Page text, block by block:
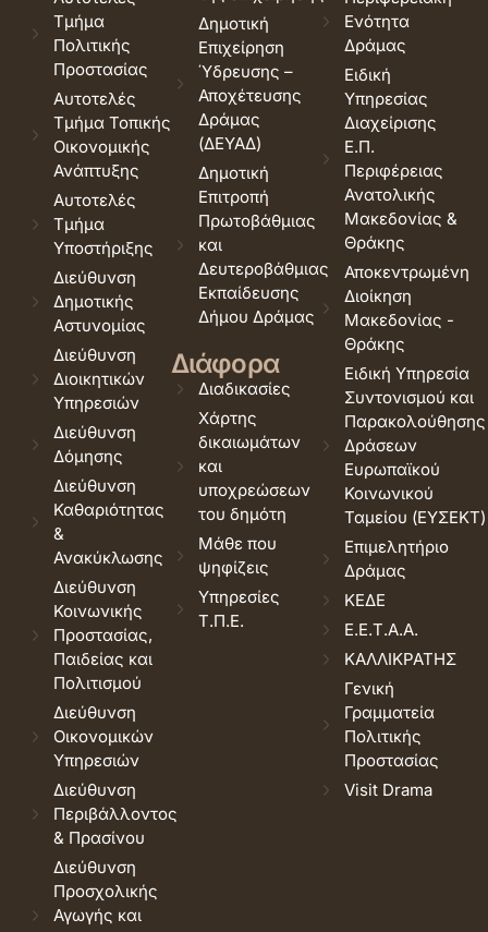
Τμήμα
Πολιτικής
Προστασίας
Αυτοτελές
Τμήμα Τοπικής
Οικονομικής
Ανάπτυξης
Αυτοτελές
Τμήμα
Υποστήριξης
Διεύθυνση
Δημοτικής
Αστυνομίας
Διεύθυνση
Διοικητικών
Υπηρεσιών
Διεύθυνση
Δόμησης
Διεύθυνση
Καθαριότητας
&
Ανακύκλωσης
Διεύθυνση
Κοινωνικής
Προστασίας,
Παιδείας και
Πολιτισμού
Διεύθυνση
Οικονομικών
Υπηρεσιών
Διεύθυνση
Περιβάλλοντος
& Πρασίνου
Διεύθυνση
Προσχολικής
Αγωγής και
Δημοτική
Επιχείρηση
Ύδρευσης –
Αποχέτευσης
Δράμας
(ΔΕΥΑΔ)
Δημοτική
Επιτροπή
Πρωτοβάθμιας
και
Δευτεροβάθμιας
Εκπαίδευσης
Δήμου Δράμας
Διάφορα
Διαδικασίες
Χάρτης
δικαιωμάτων
και
υποχρεώσεων
του δημότη
Μάθε που
ψηφίζεις
Υπηρεσίες
Τ.Π.Ε.
Ενότητα
Δράμας
Ειδική
Υπηρεσίας
Διαχείρισης
Ε.Π.
Περιφέρειας
Ανατολικής
Μακεδονίας &
Θράκης
Αποκεντρωμένη
Διοίκηση
Μακεδονίας -
Θράκης
Ειδική Υπηρεσία
Συντονισμού και
Παρακολούθησης
Δράσεων
Ευρωπαϊκού
Κοινωνικού
Ταμείου (ΕΥΣΕΚΤ)
Επιμελητήριο
Δράμας
ΚΕΔΕ
Ε.Ε.Τ.Α.Α.
ΚΑΛΛΙΚΡΑΤΗΣ
Γενική
Γραμματεία
Πολιτικής
Προστασίας
Visit Drama